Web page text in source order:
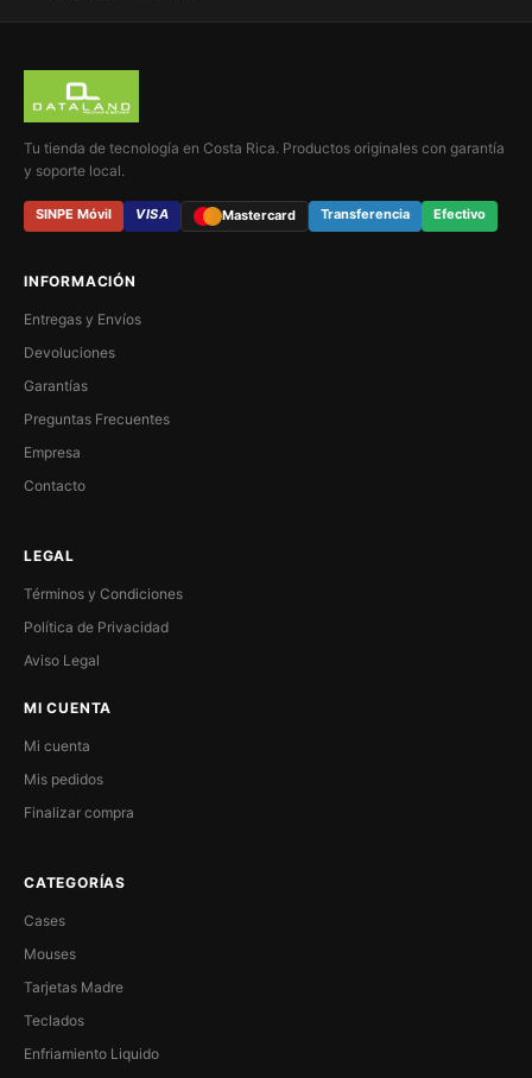
Tu tienda de tecnología en Costa Rica. Productos originales con garantía
y soporte local.
SINPE Móvil VISA Mastercard Transferencia Efectivo
INFORMACIÓN
Entregas y Envíos
Devoluciones
Garantías
Preguntas Frecuentes
Empresa
Contacto
LEGAL
Términos y Condiciones
Política de Privacidad
Aviso Legal
MI CUENTA
Mi cuenta
Mis pedidos
Finalizar compra
CATEGORÍAS
Cases
Mouses
Tarjetas Madre
Teclados
Enfriamiento Liquido